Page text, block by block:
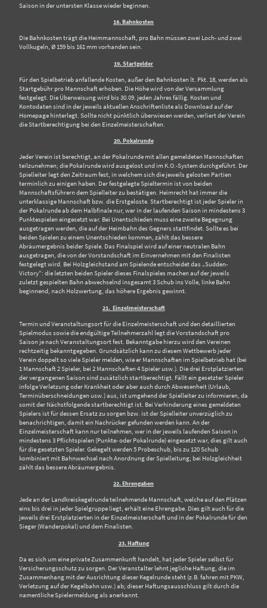
Saison in der untersten Klasse wieder beginnen.
18. Bahnkosten
Die Bahnkosten trägt die Heimmannschaft, pro Bahn müssen zwei Loch- und zwei
Vollkugeln, Ø 159 bis 161 mm vorhanden sein.
19. Startgelder
Für den Spielbetrieb anfallende Kosten, außer den Bahnkosten lt. Pkt. 18, werden als
Startgebühr pro Mannschaft erhoben. Die Höhe wird von der Versammlung
festgelegt. Die Überweisung wird bis 30.09. jeden Jahres fällig. Kosten und
Kontodaten sind in der jeweils aktuellen Anschriftenliste als Download auf der
Homepage hinterlegt. Sollte nicht pünktlich überwiesen werden, verliert der Verein
die Startberechtigung bei den Einzelmeisterschaften.
20. Pokalrunde
Jeder Verein ist berechtigt, an der Pokalrunde mit allen gemeldeten Mannschaften
teilzunehmen; die Pokalrunde wird ausgelost und im K.O.-System durchgeführt. Der
Spielleiter legt den Zeitraum fest, in welchem sich die jeweils gelosten Partien
terminlich zu einigen haben. Der festgelegte Spieltermin ist von beiden
Mannschaftsführern dem Spielleiter zu bestätigen. Heimrecht hat immer die
unterklassige Mannschaft bzw. die Erstgeloste. Startberechtigt ist jeder Spieler in
der Pokalrunde ab dem Halbfinale nur, wer in der laufenden Saison in mindestens 3
Punktespielen eingesetzt war. Bei Unentschieden muss eine zweite Begegnung
ausgetragen werden, die auf der Heimbahn des Gegners stattfindet. Sollte es bei
beiden Spielen zu einem Unentschieden kommen, zählt das bessere
Abräumergebnis beider Spiele. Das Finalspiel wird auf einer neutralen Bahn
ausgetragen, die von der Vorstandschaft im Einvernehmen mit den Finalisten
festgelegt wird. Bei Holzgleichstand am Spielende entscheidet das „Sudden-
Victory“: die letzten beiden Spieler dieses Finalspieles machen auf der jeweils
zuletzt gespielten Bahn abwechselnd insgesamt 3 Schub ins Volle, linke Bahn
beginnend, nach Holzwertung, das höhere Ergebnis gewinnt.
21. Einzelmeisterschaft
Termin und Veranstaltungsort für die Einzelmeisterschaft und den detaillierten
Spielmodus sowie die endgültige Teilnehmerzahl legt die Vorstandschaft pro
Saison je nach Veranstaltungsort fest. Bekanntgabe hierzu wird den Vereinen
rechtzeitig bekanntgegeben. Grundsätzlich kann zu diesem Wettbewerb jeder
Verein doppelt so viele Spieler melden, wie er Mannschaften im Spielbetrieb hat (bei
1 Mannschaft 2 Spieler, bei 2 Mannschaften 4 Spieler usw.). Die drei Erstplatzierten
der vergangenen Saison sind zusätzlich startberechtigt. Fällt ein gesetzter Spieler
infolge Verletzung oder Krankheit oder aber auch durch Abwesenheit (Urlaub,
Terminüberschneidungen usw.) aus, ist umgehend der Spielleiter zu informieren, da
somit der Nächstfolgende startberechtigt ist. Bei Verhinderung eines gemeldeten
Spielers ist für dessen Ersatz zu sorgen bzw. ist der Spielleiter unverzüglich zu
benachrichtigen, damit ein Nachrücker gefunden werden kann. An der
Einzelmeisterschaft kann nur teilnehmen, wer in der jeweils laufenden Saison in
mindestens 3 Pflichtspielen (Punkte- oder Pokalrunde) eingesetzt war, dies gilt auch
für die gesetzten Spieler. Gekegelt werden 5 Probeschub, bis zu 120 Schub
kombiniert mit Bahnwechsel nach Anordnung der Spielleitung; bei Holzgleichheit
zählt das bessere Abräumergebnis.
22. Ehrengaben
Jede an der Landkreiskegelrunde teilnehmende Mannschaft, welche auf den Plätzen
eins bis drei in jeder Spielgruppe liegt, erhält eine Ehrengabe. Dies gilt auch für die
jeweils drei Erstplatzierten in der Einzelmeisterschaft und in der Pokalrunde für den
Sieger (Wanderpokal) und dem Finalisten.
23. Haftung
Da es sich um eine private Zusammenkunft handelt, hat jeder Spieler selbst für
Versicherungsschutz zu sorgen. Der Veranstalter lehnt jegliche Haftung, die im
Zusammenhang mit der Ausrichtung dieser Kegelrunde steht (z.B. fahren mit PKW,
Verletzung auf der Kegelbahn usw.) ab; dieser Haftungsausschluss gilt durch die
namentliche Spielermeldung als anerkannt.